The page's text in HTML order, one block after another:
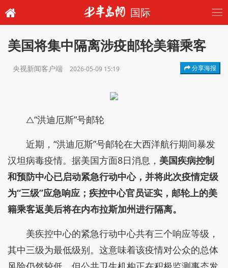
国际
美国将集中隔离涉疫邮轮美籍乘客
央视新闻客户端 2026-05-09 15:19 分享海报
△“洪迪厄斯”号邮轮
近期，“洪迪厄斯”号邮轮在大西洋航行期间暴发
汉坦病毒疫情。据美国方面8日消息， 美国疾病控制
和预防中心已启动紧急行动中心，并将此次疫情定级
为“三级”应急响应；疾控中心官员证实，邮轮上的美
籍乘客返美后将在内布拉斯加州进行隔离。
美疾控中心的紧急行动中心共有三个响应等级，
其中三级为最低级别。这意味着该疫情对公众的总体